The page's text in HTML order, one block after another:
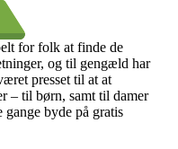
for folk at finde de
og til gengæld har
presset til at at
– til børn, samt til damer
gange byde på gratis